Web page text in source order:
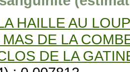
HAILLE AU LOUP
DE LA
DE LA